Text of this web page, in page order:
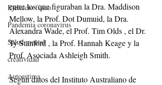
Ejercicio físico
Pandemia coronavirus
Salud mental
creatividad
Autoestima
entre los que figuraban la Dra. Maddison
Mellow, la Prof. Dot Dumuid, la Dra.
Alexandra Wade, el Prof. Tim Olds , el Dr.
Ty Stanford , la Prof. Hannah Keage y la
Prof. Asociada Ashleigh Smith.
Según datos del Instituto Australiano de